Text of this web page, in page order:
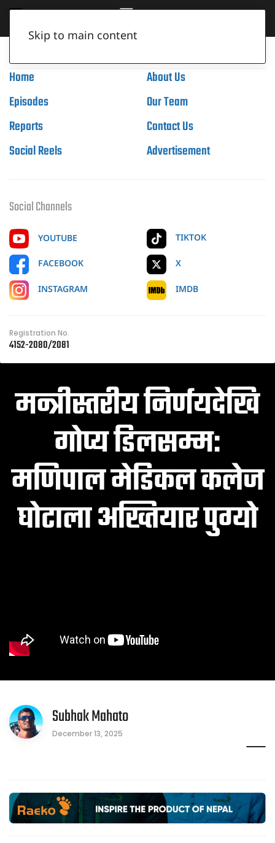
Skip to main content
Home
Episodes
Reports
Social Reels
About Us
Our Team
Contact Us
Advertisement
Social Channels
YOUTUBE
FACEBOOK
INSTAGRAM
TIKTOK
X
IMDB
Registration No.
4152-2080/2081
मन्त्रीस्तरीय निर्णयदेखि
गोप्य डिलसम्म:
मणिपाल मेडिकल कलेज
घोटाला अख्तियार पुग्यो
Subhak Mahato
December 13, 2025